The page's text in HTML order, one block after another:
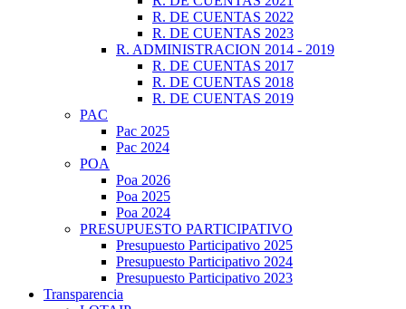
R. DE CUENTAS 2022
R. DE CUENTAS 2023
R. ADMINISTRACION 2014 - 2019
R. DE CUENTAS 2017
R. DE CUENTAS 2018
R. DE CUENTAS 2019
PAC
Pac 2025
Pac 2024
POA
Poa 2026
Poa 2025
Poa 2024
PRESUPUESTO PARTICIPATIVO
Presupuesto Participativo 2025
Presupuesto Participativo 2024
Presupuesto Participativo 2023
Transparencia